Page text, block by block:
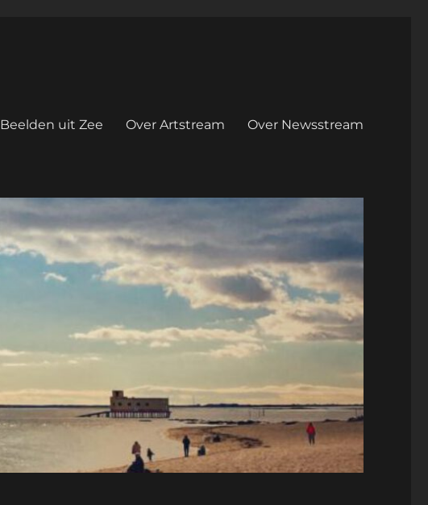
Beelden uit Zee Over Artstream Over Newsstream